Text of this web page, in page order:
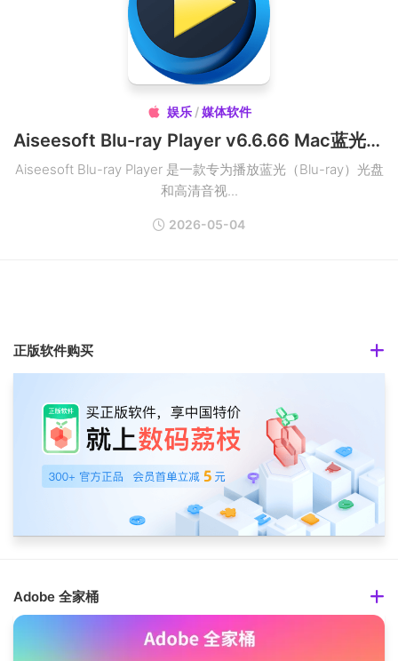
 娱乐/媒体软件
Aiseesoft Blu-ray Player v6.6.66 Mac蓝光播放器破解版
Aiseesoft Blu-ray Player 是一款专为播放蓝光（Blu-ray）光盘
和高清音视...
2026-05-04
正版软件购买
Adobe 全家桶